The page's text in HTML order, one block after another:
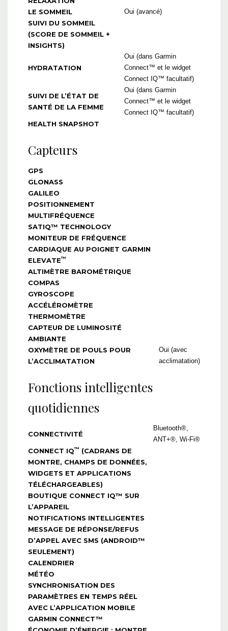
LE SOMMEIL
Oui (avancé)
SUIVI DU SOMMEIL
(SCORE DE SOMMEIL +
INSIGHTS)
HYDRATATION
Oui (dans Garmin
Connect™ et le widget
Connect IQ™ facultatif)
SUIVI DE L’ÉTAT DE
SANTÉ DE LA FEMME
Oui (dans Garmin
Connect™ et le widget
Connect IQ™ facultatif)
HEALTH SNAPSHOT
Capteurs
GPS
GLONASS
GALILEO
POSITIONNEMENT
MULTIFRÉQUENCE
SATIQ™ TECHNOLOGY
MONITEUR DE FRÉQUENCE
CARDIAQUE AU POIGNET GARMIN
ELEVATE™
ALTIMÈTRE BAROMÉTRIQUE
COMPAS
GYROSCOPE
ACCÉLÉROMÈTRE
THERMOMÈTRE
CAPTEUR DE LUMINOSITÉ
AMBIANTE
OXYMÈTRE DE POULS POUR
L’ACCLIMATATION
Oui (avec
acclimatation)
Fonctions intelligentes
quotidiennes
CONNECTIVITÉ
Bluetooth®,
ANT+®, Wi-Fi®
CONNECT IQ™ (CADRANS DE
MONTRE, CHAMPS DE DONNÉES,
WIDGETS ET APPLICATIONS
TÉLÉCHARGEABLES)
BOUTIQUE CONNECT IQ™ SUR
L’APPAREIL
NOTIFICATIONS INTELLIGENTES
MESSAGE DE RÉPONSE/REFUS
D’APPEL AVEC SMS (ANDROID™
SEULEMENT)
CALENDRIER
MÉTÉO
SYNCHRONISATION DES
PARAMÈTRES EN TEMPS RÉEL
AVEC L’APPLICATION MOBILE
GARMIN CONNECT™